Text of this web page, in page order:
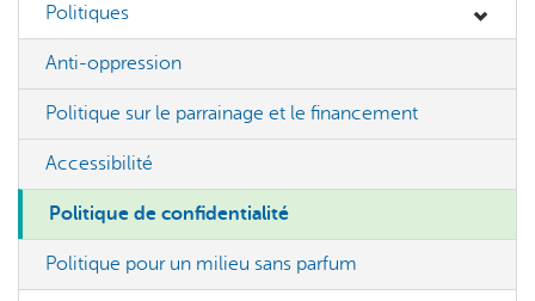
Politiques
Anti-oppression
Politique sur le parrainage et le financement
Accessibilité
Politique de confidentialité
Politique pour un milieu sans parfum